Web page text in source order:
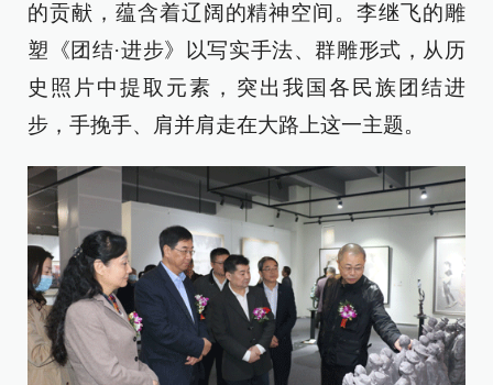
的贡献，蕴含着辽阔的精神空间。李继飞的雕
塑《团结·进步》以写实手法、群雕形式，从历
史照片中提取元素，突出我国各民族团结进
步，手挽手、肩并肩走在大路上这一主题。